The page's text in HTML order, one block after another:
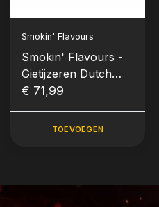
Smokin' Flavours
Smokin' Flavours -
Gietijzeren Dutch
Oven Large (31 cm -
€ 71,99
TOEVOEGEN